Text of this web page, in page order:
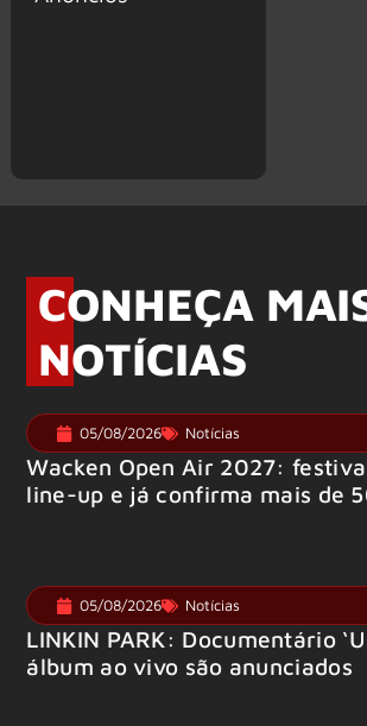
CONHEÇA
NOTÍCIAS
05/08/2026 Notícias
Wacken Open Air 2027:
line-up e já confirma mais de
05/08/2026 Notícias
LINKIN PARK: Documentário
álbum ao vivo são anunciados